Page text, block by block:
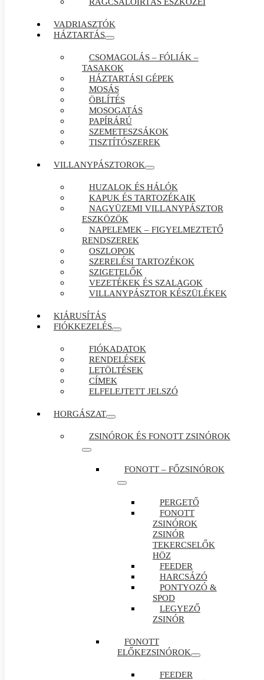
VADRIASZTÓK
HÁZTARTÁS
CSOMAGOLÁS – FÓLIÁK –
TASAKOK
HÁZTARTÁSI GÉPEK
MOSÁS
ÖBLÍTÉS
MOSOGATÁS
PAPÍRÁRÚ
SZEMETESZSÁKOK
TISZTÍTÓSZEREK
VILLANYPÁSZTOROK
HUZALOK ÉS HÁLÓK
KAPUK ÉS TARTOZÉKAIK
NAGYÜZEMI VILLANYPÁSZTOR
ESZKÖZÖK
NAPELEMEK – FIGYELMEZTETŐ
RENDSZEREK
OSZLOPOK
SZERELÉSI TARTOZÉKOK
SZIGETELŐK
VEZETÉKEK ÉS SZALAGOK
VILLANYPÁSZTOR KÉSZÜLÉKEK
KIÁRUSÍTÁS
FIÓKKEZELÉS
FIÓKADATOK
RENDELÉSEK
LETÖLTÉSEK
CÍMEK
ELFELEJTETT JELSZÓ
HORGÁSZAT
ZSINÓROK ÉS FONOTT ZSINÓROK
FONOTT – FŐZSINÓROK
PERGETŐ
FONOTT
ZSINÓROK
ZSINÓR
TEKERCSELŐK
HÖZ
FEEDER
HARCSÁZÓ
PONTYOZÓ &
SPOD
LEGYEZŐ
ZSINÓR
FONOTT
ELŐKEZSINÓROK
FEEDER